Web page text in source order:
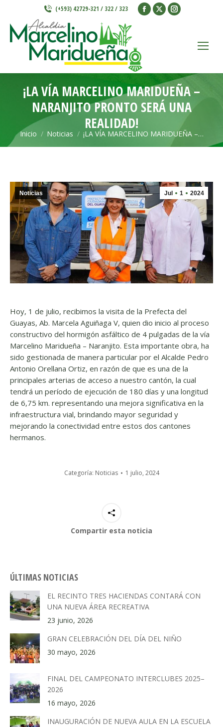
(+593) 42729-321 / 322 / 323
Facebook
window
X
window
Instagram
window
¡LA VÍA MARCELINO MARIDUEÑA –
NARANJITO PRONTO SERÁ UNA
REALIDAD!
Estás aquí:
Inicio Noticias ¡LA VÍA MARCELINO MARIDUEÑA –…
Jul 1 2024
Noticias
Hoy, 1 de julio, recibimos la visita de la Prefecta del
Guayas, Ab. Marcela Aguiñaga V, quien dio inicio al proceso
constructivo del hormigón asfáltico de 4 pulgadas de la vía
Marcelino Maridueña – Naranjito. Esta importante obra, ha
sido gestionada de manera particular por el Alcalde Pedro
Antonio Orellana Ortiz, en razón de que es una de la
principales arterias de acceso a nuestro cantón, la cual
tendrá un período de ejecución de 180 días y una longitud
de 6,75 km. representando una mejora significativa en la
infraestructura vial, brindando mayor seguridad y
mejorando la conectividad entre estos dos cantones
hermanos.
Categoría: Noticias 1 julio, 2024
Compartir esta noticia
ÚLTIMAS NOTICIAS
EL RECINTO TRES HACIENDAS CONTARÁ CON
UNA NUEVA ÁREA RECREATIVA
23 junio, 2026
GRAN CELEBRACIÓN DEL DÍA DEL NIÑO
30 mayo, 2026
FINAL DEL CAMPEONATO INTERCLUBES 2025–
2026
16 mayo, 2026
INAUGURACIÓN DE NUEVA AULA EN LA ESCUELA